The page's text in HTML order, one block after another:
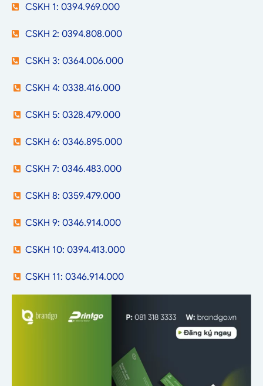
CSKH 1: 0394.969.000
CSKH 2: 0394.808.000
CSKH 3: 0364.006.000
CSKH 4: 0338.416.000
CSKH 5: 0328.479.000
CSKH 6: 0346.895.000
CSKH 7: 0346.483.000
CSKH 8: 0359.479.000
CSKH 9: 0346.914.000
CSKH 10: 0394.413.000
CSKH 11: 0346.914.000